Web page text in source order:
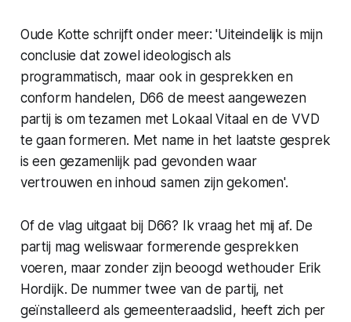
Oude Kotte schrijft onder meer: 'Uiteindelijk is mijn
conclusie dat zowel ideologisch als
programmatisch, maar ook in gesprekken en
conform handelen, D66 de meest aangewezen
partij is om tezamen met Lokaal Vitaal en de VVD
te gaan formeren. Met name in het laatste gesprek
is een gezamenlijk pad gevonden waar
vertrouwen en inhoud samen zijn gekomen'.
Of de vlag uitgaat bij D66? Ik vraag het mij af. De
partij mag weliswaar formerende gesprekken
voeren, maar zonder zijn beoogd wethouder Erik
Hordijk. De nummer twee van de partij, net
geïnstalleerd als gemeenteraadslid, heeft zich per